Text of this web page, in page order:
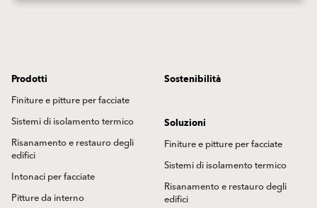
Prodotti
Finiture e pitture per facciate
Sistemi di isolamento termico
Risanamento e restauro degli
edifici
Intonaci per facciate
Pitture da interno
Sostenibilità
Soluzioni
Finiture e pitture per facciate
Sistemi di isolamento termico
Risanamento e restauro degli
edifici